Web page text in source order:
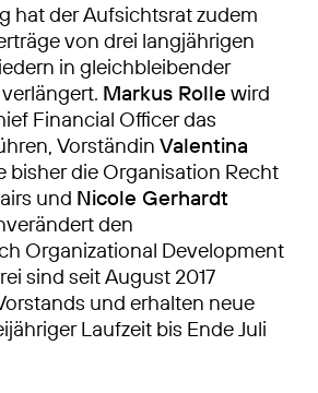
hat der Aufsichtsrat zudem
von drei langjährigen
in gleichbleibender
Markus Rolle wird
Financial Officer das
Vorständin Valentina
bisher die Organisation Recht
und Nicole Gerhardt
den
Organizational Development
sind seit August 2017
und erhalten neue
Laufzeit bis Ende Juli